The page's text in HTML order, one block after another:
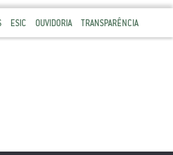
ESIC OUVIDORIA TRANSPARÊNCIA